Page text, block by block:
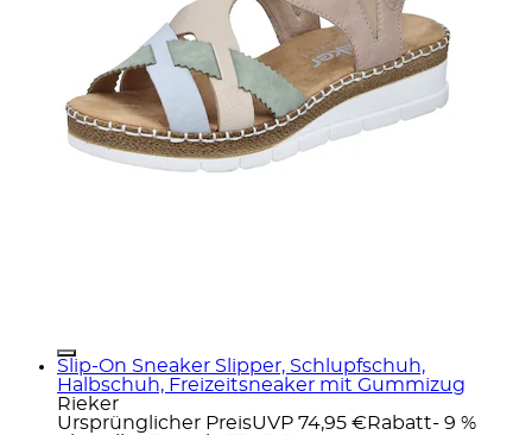
Slip-On Sneaker Slipper, Schlupfschuh,
Halbschuh, Freizeitsneaker mit Gummizug
Rieker
Ursprünglicher PreisUVP 74,95 € Rabatt- 9 %